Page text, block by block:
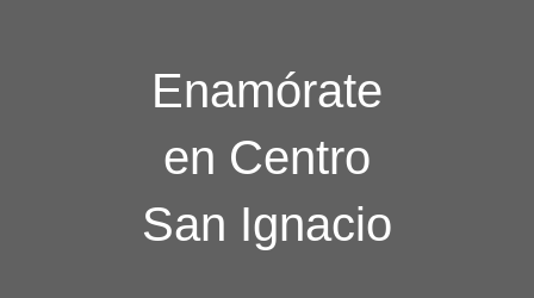
Enamórate
en Centro
San Ignacio